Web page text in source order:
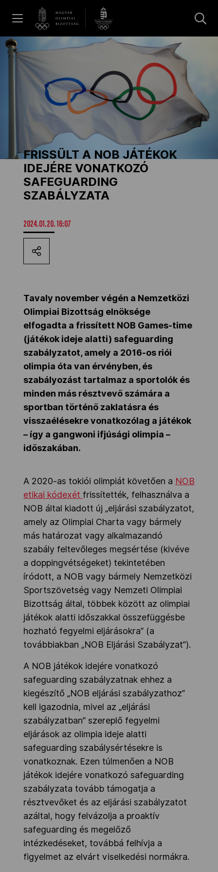
Hírek
Galéria
Dakar 2026
Los Angeles 2028
MOB
Kettőskarrier-program
Társszervezetek
OVEP
Adatbank
FRISSÜLT A NOB JÁTÉKOK
IDEJÉRE VONATKOZÓ
SAFEGUARDING
SZABÁLYZATA
2024.01.20. 16:07
Tavaly november végén a Nemzetközi
Olimpiai Bizottság elnöksége
elfogadta a frissített NOB Games-time
(játékok ideje alatti) safeguarding
szabályzatot, amely a 2016-os riói
olimpia óta van érvényben, és
szabályozást tartalmaz a sportolók és
minden más résztvevő számára a
sportban történő zaklatásra és
visszaélésekre vonatkozólag a játékok
– így a gangwoni ifjúsági olimpia –
időszakában.
A 2020-as tokiói olimpiát követően a NOB
etikai kódexét frissítették, felhasználva a
NOB által kiadott új „eljárási szabályzatot,
amely az Olimpiai Charta vagy bármely
más határozat vagy alkalmazandó
szabály feltevőleges megsértése (kivéve
a doppingvétségeket) tekintetében
íródott, a NOB vagy bármely Nemzetközi
Sportszövetség vagy Nemzeti Olimpiai
Bizottság által, többek között az olimpiai
játékok alatti időszakkal összefüggésbe
hozható fegyelmi eljárásokra” (a
továbbiakban „NOB Eljárási Szabályzat”).
A NOB játékok idejére vonatkozó
safeguarding szabályzatnak ehhez a
kiegészítő „NOB eljárási szabályzathoz”
kell igazodnia, mivel az „eljárási
szabályzatban” szereplő fegyelmi
eljárások az olimpia ideje alatti
safeguarding szabálysértésekre is
vonatkoznak. Ezen túlmenően a NOB
játékok idejére vonatkozó safeguarding
szabályzata tovább támogatja a
résztvevőket és az eljárási szabályzatot
azáltal, hogy felvázolja a proaktív
safeguarding és megelőző
intézkedéseket, továbbá felhívja a
figyelmet az elvárt viselkedési normákra.